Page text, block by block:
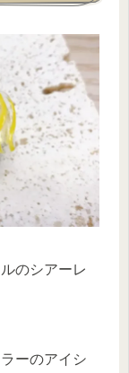
のシアーレ
ーのアイシ